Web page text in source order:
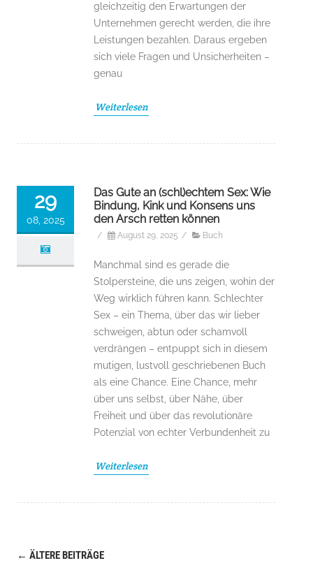
gleichzeitig den Erwartungen der
Unternehmen gerecht werden, die ihre
Leistungen bezahlen. Daraus ergeben
sich viele Fragen und Unsicherheiten –
genau
Weiterlesen
29
08, 2025
Das Gute an (schl)echtem Sex: Wie
Bindung, Kink und Konsens uns
den Arsch retten können
/ August 29, 2025 / Buch
Manchmal sind es gerade die
Stolpersteine, die uns zeigen, wohin der
Weg wirklich führen kann. Schlechter
Sex – ein Thema, über das wir lieber
schweigen, abtun oder schamvoll
verdrängen – entpuppt sich in diesem
mutigen, lustvoll geschriebenen Buch
als eine Chance. Eine Chance, mehr
über uns selbst, über Nähe, über
Freiheit und über das revolutionäre
Potenzial von echter Verbundenheit zu
Weiterlesen
← ÄLTERE BEITRÄGE